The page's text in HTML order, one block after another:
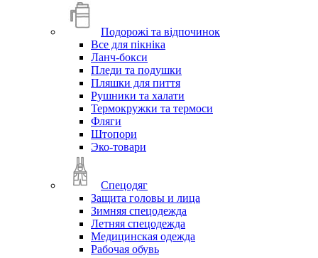
Подорожі та відпочинок
Все для пікніка
Ланч-бокси
Пледи та подушки
Пляшки для пиття
Рушники та халати
Термокружки та термоси
Фляги
Штопори
Эко-товари
Спецодяг
Защита головы и лица
Зимняя спецодежда
Летняя спецодежда
Медицинская одежда
Рабочая обувь